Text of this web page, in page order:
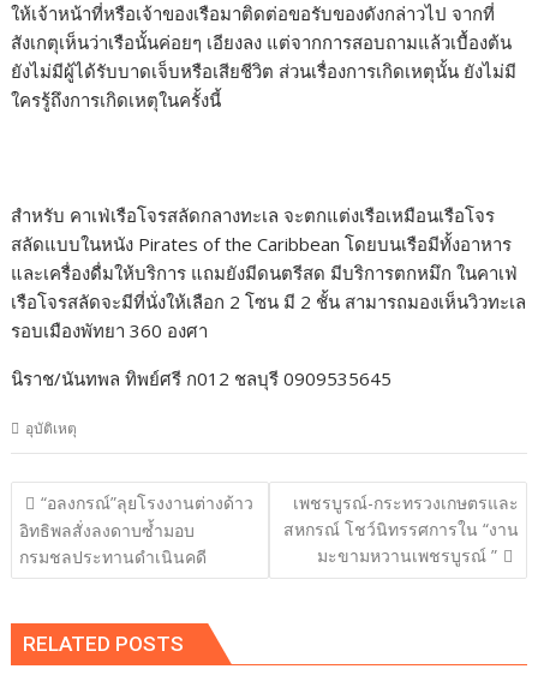
ให้เจ้าหน้าที่หรือเจ้าของเรือมาติดต่อขอรับของดังกล่าวไป จากที่
สังเกตุเห็นว่าเรือนั้นค่อยๆ เอียงลง แต่จากการสอบถามแล้วเบื้องต้น
ยังไม่มีผู้ได้รับบาดเจ็บหรือเสียชีวิต ส่วนเรื่องการเกิดเหตุนั้น ยังไม่มี
ใครรู้ถึงการเกิดเหตุในครั้งนี้
สำหรับ คาเฟ่เรือโจรสลัดกลางทะเล จะตกแต่งเรือเหมือนเรือโจร
สลัดแบบในหนัง Pirates of the Caribbean โดยบนเรือมีทั้งอาหาร
และเครื่องดื่มให้บริการ แถมยังมีดนตรีสด มีบริการตกหมึก ในคาเฟ่
เรือโจรสลัดจะมีที่นั่งให้เลือก 2 โซน มี 2 ชั้น สามารถมองเห็นวิวทะเล
รอบเมืองพัทยา 360 องศา
นิราช/นันทพล ทิพย์ศรี ก012 ชลบุรี 0909535645
อุบัติเหตุ
แนะแนว
เรื่อง
“อลงกรณ์”ลุยโรงงานต่างด้าว
อิทธิพลสั่งลงดาบซ้ำมอบ
กรมชลประทานดำเนินคดี
เพชรบูรณ์-กระทรวงเกษตรและ
สหกรณ์ โชว์นิทรรศการใน “งาน
มะขามหวานเพชรบูรณ์ ”
RELATED POSTS